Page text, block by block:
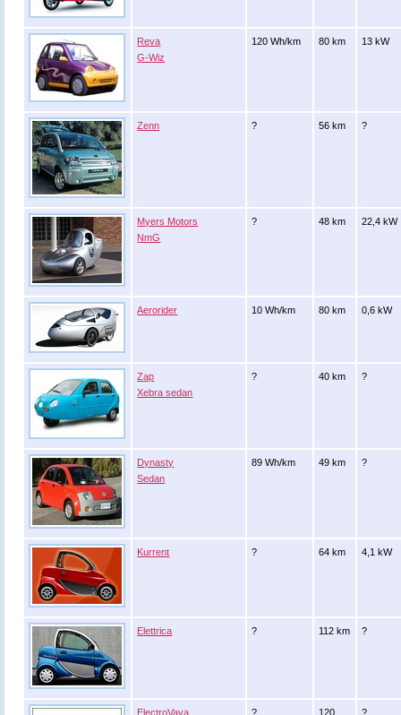
Reva
G-Wiz
120 Wh/km 80 km 13 kW
Zenn ? 56 km ?
Myers Motors
NmG
? 48 km 22,4 kW
Aerorider 10 Wh/km 80 km 0,6 kW
Zap
Xebra sedan
? 40 km ?
Dynasty
Sedan
89 Wh/km 49 km ?
Kurrent ? 64 km 4,1 kW
Elettrica ? 112 km ?
ElectroVaya ? 120 ?